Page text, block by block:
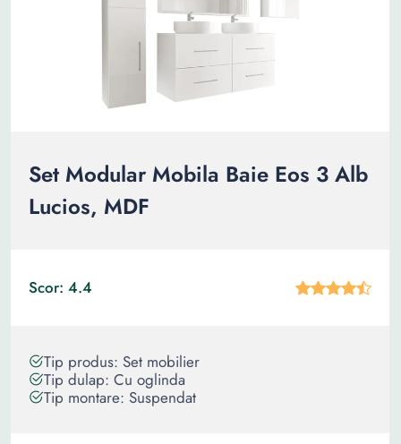
Set Modular Mobila Baie Eos 3 Alb
Lucios, MDF
Scor: 4.4
Tip produs: Set mobilier
Tip dulap: Cu oglinda
Tip montare: Suspendat